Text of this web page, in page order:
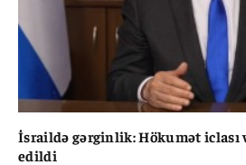
İsraildə gərginlik: Hökumət
edildi